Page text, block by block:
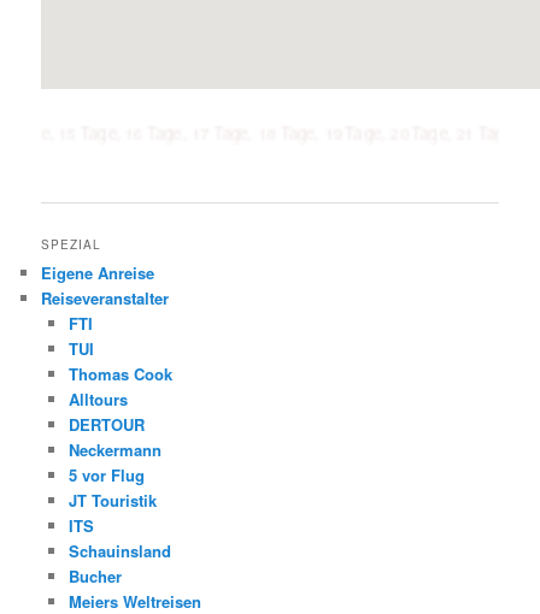
SPEZIAL
Eigene Anreise
Reiseveranstalter
FTI
TUI
Thomas Cook
Alltours
DERTOUR
Neckermann
5 vor Flug
JT Touristik
ITS
Schauinsland
Bucher
Meiers Weltreisen